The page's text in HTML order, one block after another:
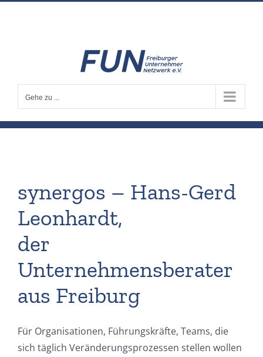
Gehe zu ...
synergos – Hans-Gerd
Leonhardt,
der
Unternehmensberater
aus Freiburg
Für Organisationen, Führungskräfte, Teams, die
sich täglich Veränderungsprozessen stellen wollen